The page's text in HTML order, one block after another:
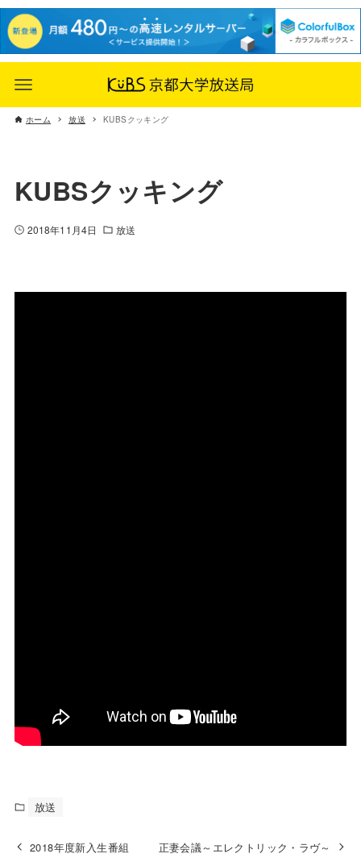
ホーム 放送 KUBSクッキング
KUBSクッキング
2018年11月4日 放送
放送
2018年度新入生番組 正妻会議～エレクトリック・ラヴ～